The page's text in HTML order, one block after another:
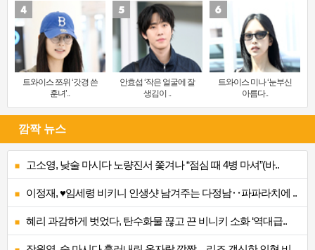
트와이스 쯔위 ‘갓경 쓴
훈녀’..
안효섭 ‘작은 얼굴에 잘
생김이 ..
트와이스 미나 ‘눈부신
아름다..
깜짝 뉴스
고소영, 낮술 마시다 노량진서 쫓겨나 “점심 때 4병 마셔”(바..
이정재, ♥임세령 비키니 인생샷 남겨주는 다정남‥파파라치에 ..
혜리 과감하게 벗었다, 탄수화물 끊고 끈 비니키 소화 ‘역대급..